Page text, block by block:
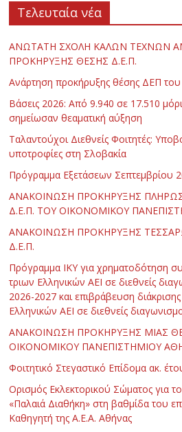
Τελευταία νέα
ΑΝΩΤΑΤΗ ΣΧΟΛΗ ΚΑΛΩΝ ΤΕΧΝΩΝ
ΠΡΟΚΗΡΥΞΗΣ ΘΕΣΗΣ Δ.Ε.Π.
Ανάρτηση προκήρυξης θέσης ΔΕΠ του
Βάσεις 2026: Από 9.940 σε 17.510
σημείωσαν θεαματική αύξηση
Ταλαντούχοι Διεθνείς Φοιτητές:
υποτροφίες στη Σλοβακία
Πρόγραμμα Εξετάσεων Σεπτεμβρίου
ΑΝΑΚΟΙΝΩΣΗ ΠΡΟΚΗΡΥΞΗΣ
Δ.Ε.Π. ΤΟΥ ΟΙΚΟΝΟΜΙΚΟΥ
ΑΝΑΚΟΙΝΩΣΗ ΠΡΟΚΗΡΥΞΗΣ
Δ.Ε.Π.
Πρόγραμμα ΙΚΥ για χρηματοδότηση
τριων Ελληνικών ΑΕΙ σε διεθνείς
2026-2027 και επιβράβευση
Ελληνικών ΑΕΙ σε διεθνείς
ΑΝΑΚΟΙΝΩΣΗ ΠΡΟΚΗΡΥΞΗΣ ΜΙΑΣ
ΟΙΚΟΝΟΜΙΚΟΥ ΠΑΝΕΠΙΣΤΗΜΙΟΥ
Φοιτητικό Στεγαστικό Επίδομα ακ.
Ορισμός Εκλεκτορικού Σώματος για
«Παλαιά Διαθήκη» στη βαθμίδα του
Καθηγητή της Α.Ε.Α. Αθήνας